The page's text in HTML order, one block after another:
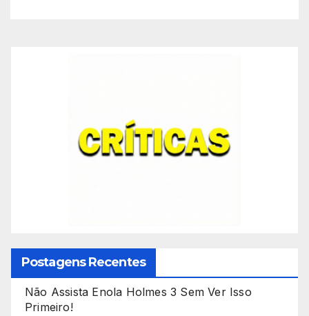
Postagens Recentes
Não Assista Enola Holmes 3 Sem Ver Isso
Primeiro!